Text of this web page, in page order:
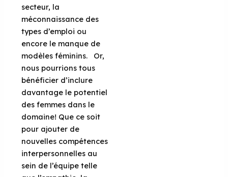
secteur, la
méconnaissance des
types d’emploi ou
encore le manque de
modèles féminins.
Or,
nous pourrions tous
bénéficier d’inclure
davantage le potentiel
des femmes dans le
domaine! Que ce soit
pour ajouter de
nouvelles compétences
interpersonnelles au
sein de l’équipe telle